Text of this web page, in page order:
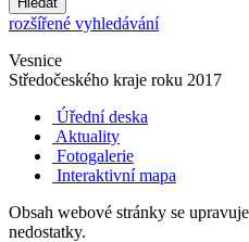
rozšířené vyhledávání
Vesnice
Středočeského kraje roku 2017
Úřední deska
Aktuality
Fotogalerie
Interaktivní mapa
Obsah webové stránky se
nedostatky.